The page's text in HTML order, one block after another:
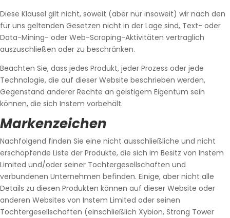
Diese Klausel gilt nicht, soweit (aber nur insoweit) wir nach den
für uns geltenden Gesetzen nicht in der Lage sind, Text- oder
Data-Mining- oder Web-Scraping-Aktivitäten vertraglich
auszuschließen oder zu beschränken.
Beachten Sie, dass jedes Produkt, jeder Prozess oder jede
Technologie, die auf dieser Website beschrieben werden,
Gegenstand anderer Rechte an geistigem Eigentum sein
können, die sich Instem vorbehält.
Markenzeichen
Nachfolgend finden Sie eine nicht ausschließliche und nicht
erschöpfende Liste der Produkte, die sich im Besitz von Instem
Limited und/oder seiner Tochtergesellschaften und
verbundenen Unternehmen befinden. Einige, aber nicht alle
Details zu diesen Produkten können auf dieser Website oder
anderen Websites von Instem Limited oder seinen
Tochtergesellschaften (einschließlich Xybion, Strong Tower